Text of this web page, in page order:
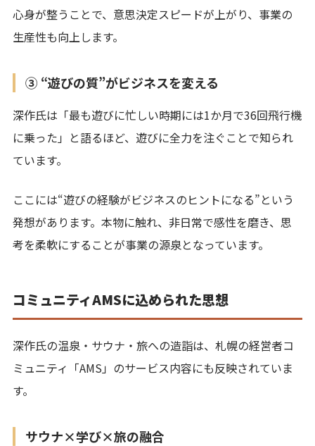
心身が整うことで、意思決定スピードが上がり、事業の
生産性も向上します。
③ “遊びの質”がビジネスを変える
深作氏は「最も遊びに忙しい時期には1か月で36回飛行機
に乗った」と語るほど、遊びに全力を注ぐことで知られ
ています。
ここには“遊びの経験がビジネスのヒントになる”という
発想があります。本物に触れ、非日常で感性を磨き、思
考を柔軟にすることが事業の源泉となっています。
コミュニティAMSに込められた思想
深作氏の温泉・サウナ・旅への造詣は、札幌の経営者コ
ミュニティ「AMS」のサービス内容にも反映されていま
す。
サウナ×学び×旅の融合